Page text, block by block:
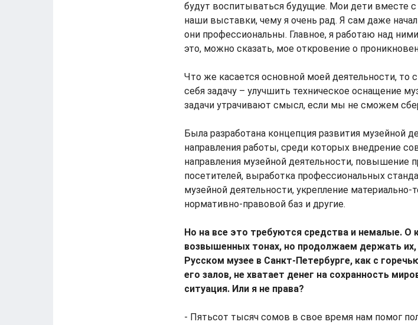
будут воспитываться будущие. Мои дети вместе
наши выставки, чему я очень рад. Я сам даже
они профессиональны. Главное, я работаю над
это, можно сказать, мое откровение о
Что же касается основной моей деятельности, то
себя задачу – улучшить техническое оснащение
задачи утрачивают смысл, если мы не сможем
Была разработана концепция развития музейной
направления работы, среди которых внедрение
направления музейной деятельности, повышение
посетителей, выработка профессиональных
музейной деятельности, укрепление
нормативно-правовой баз и другие.
Но на все это требуются средства и немалые. О
возвышенных тонах, но продолжаем держать
Русском музее в Санкт-Петербурге, как с
его залов, не хватает денег на сохранность
ситуация. Или я не права?
- Пятьсот тысяч сомов в свое время нам помог